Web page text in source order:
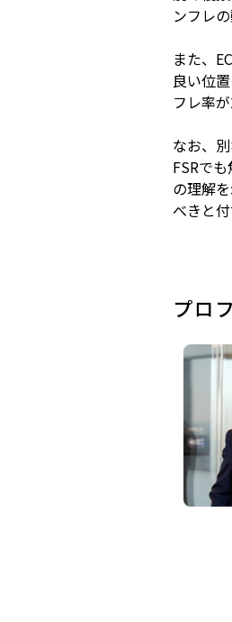
ンフレ
また、
良い位
フレ率
なお、
FSRで
の理解
べきと付
プロ